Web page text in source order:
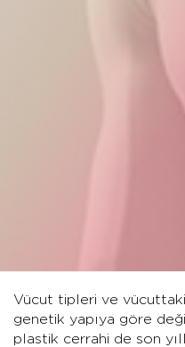
Vücut tipleri ve vücuttaki
genetik yapıya göre
plastik cerrahi de son